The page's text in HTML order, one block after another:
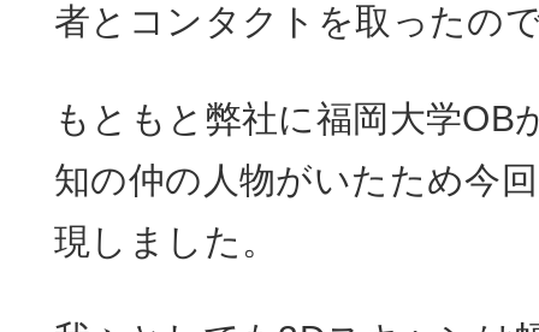
者とコンタクトを取ったの
もともと弊社に福岡大学OB
知の仲の人物がいたため今
現しました。